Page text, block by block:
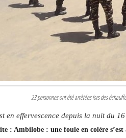
23 personnes ont été arrêtées lors des
en effervescence depuis la nuit du
: Ambilobe : une foule en colère